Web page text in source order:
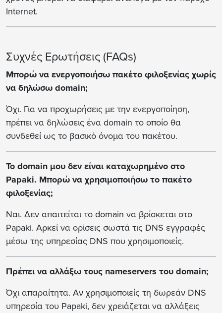
Internet.
Συχνές Ερωτήσεις (FAQs)
Μπορώ να ενεργοποιήσω πακέτο φιλοξενίας χωρίς
να δηλώσω domain;
Όχι. Για να προχωρήσεις με την ενεργοποίηση,
πρέπει να δηλώσεις ένα domain το οποίο θα
συνδεθεί ως το βασικό όνομα του πακέτου.
Το domain μου δεν είναι καταχωρημένο στο
Papaki. Μπορώ να χρησιμοποιήσω το πακέτο
φιλοξενίας;
Ναι. Δεν απαιτείται το domain να βρίσκεται στο
Papaki. Αρκεί να ορίσεις σωστά τις DNS εγγραφές
μέσω της υπηρεσίας DNS που χρησιμοποιείς.
Πρέπει να αλλάξω τους nameservers του domain;
Όχι απαραίτητα. Αν χρησιμοποιείς τη δωρεάν DNS
υπηρεσία του Papaki, δεν χρειάζεται να αλλάξεις